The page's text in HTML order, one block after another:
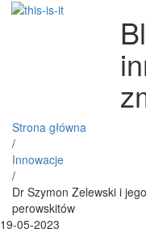
Strona główna
/
Innowacje
/
Dr Szymon Zelewski i
perowskitów
19-05-2023